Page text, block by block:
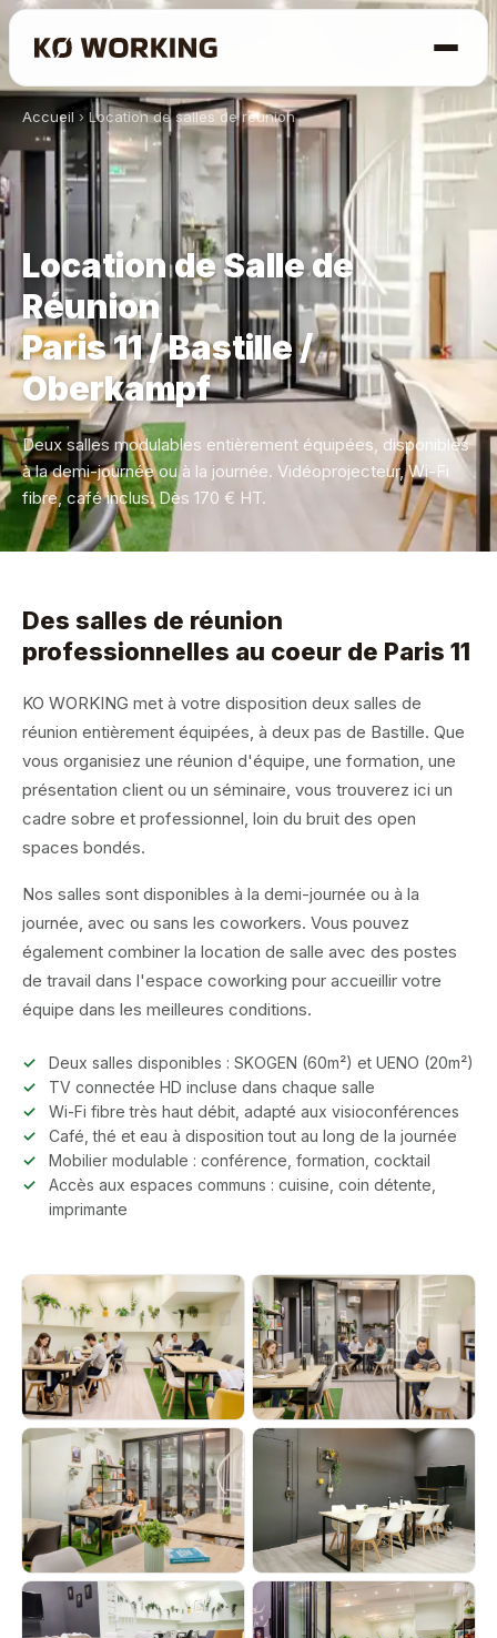
Accueil › Location de salles de réunion
Location de Salle de
Réunion
Paris 11 / Bastille /
Oberkampf
Deux salles modulables entièrement équipées, disponibles
à la demi-journée ou à la journée. Vidéoprojecteur, Wi-Fi
fibre, café inclus. Dès 170 € HT.
Des salles de réunion
professionnelles au coeur de Paris 11
KO WORKING met à votre disposition deux salles de
réunion entièrement équipées, à deux pas de Bastille. Que
vous organisiez une réunion d'équipe, une formation, une
présentation client ou un séminaire, vous trouverez ici un
cadre sobre et professionnel, loin du bruit des open
spaces bondés.
Nos salles sont disponibles à la demi-journée ou à la
journée, avec ou sans les coworkers. Vous pouvez
également combiner la location de salle avec des postes
de travail dans l'espace coworking pour accueillir votre
équipe dans les meilleures conditions.
Deux salles disponibles : SKOGEN (60m²) et UENO (20m²)
TV connectée HD incluse dans chaque salle
Wi-Fi fibre très haut débit, adapté aux visioconférences
Café, thé et eau à disposition tout au long de la journée
Mobilier modulable : conférence, formation, cocktail
Accès aux espaces communs : cuisine, coin détente,
imprimante